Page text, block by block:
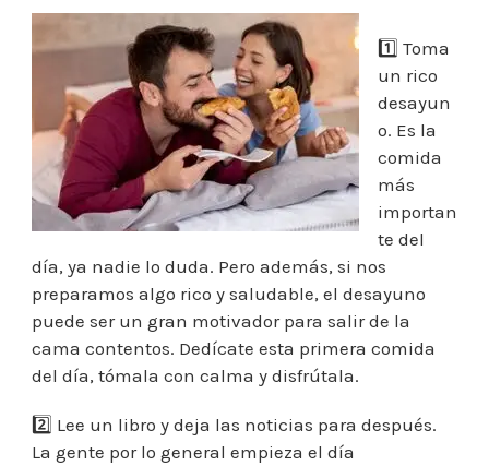
1️⃣ Toma
un rico
desayun
o. Es la
comida
más
importan
te del
día, ya nadie lo duda. Pero además, si nos
preparamos algo rico y saludable, el desayuno
puede ser un gran motivador para salir de la
cama contentos. Dedícate esta primera comida
del día, tómala con calma y disfrútala.
2️⃣ Lee un libro y deja las noticias para después.
La gente por lo general empieza el día